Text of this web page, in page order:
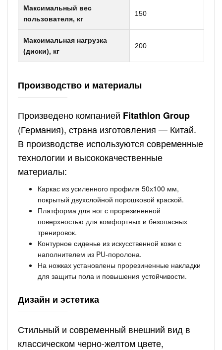
Максимальный вес
пользователя, кг
150
Максимальная нагрузка
(диски), кг
200
Производство и материалы
Произведено компанией Fitathlon Group
(Германия), страна изготовления — Китай.
В производстве используются современные
технологии и высококачественные
материалы:
Каркас из усиленного профиля 50х100 мм,
покрытый двухслойной порошковой краской.
Платформа для ног с прорезиненной
поверхностью для комфортных и безопасных
тренировок.
Контурное сиденье из искусственной кожи с
наполнителем из PU-поролона.
На ножках установлены прорезиненные накладки
для защиты пола и повышения устойчивости.
Дизайн и эстетика
Стильный и современный внешний вид в
классическом черно-желтом цвете,